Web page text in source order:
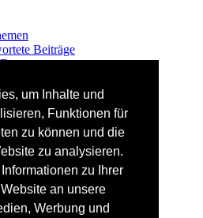
um Inhalte und
Funktionen für
zu können und die
zu analysieren.
zu Ihrer
an unsere
Werbung und
Beiträge